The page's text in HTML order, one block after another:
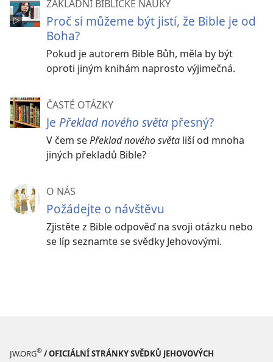
ZÁKLADNÍ BIBLICKÉ NAUKY
Proč si můžeme být jistí, že Bible je od
Boha?
Pokud je autorem Bible Bůh, měla by být
oproti jiným knihám naprosto výjimečná.
ČASTÉ OTÁZKY
Je Překlad nového světa přesný?
V čem sePřeklad nového světa liší od mnoha
jiných překladů Bible?
O NÁS
Požádejte o návštěvu
Zjistěte z Bible odpověď na svoji otázku nebo
se líp seznamte se svědky Jehovovými.
JW.ORG® / OFICIÁLNÍ STRÁNKY SVĚDKŮ JEHOVOVÝCH